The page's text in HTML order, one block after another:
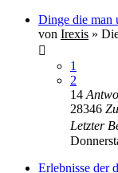
Dinge die man
von Irexis »
1
2
14
28346
Letzter
Erlebnisse der